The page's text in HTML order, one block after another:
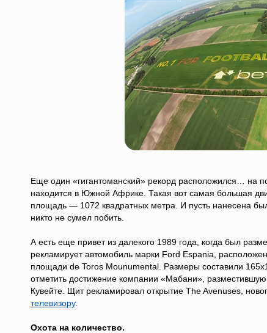
Еще один «гигантоманский» рекорд расположился… на
находится в Южной Африке. Такая вот самая большая
площадь — 1072 квадратных метра. И пусть нанесена
никто не сумел побить.
А есть еще привет из далекого 1989 года, когда был
рекламирует автомобиль марки Ford Espania,
площади de Toros Mounumental. Размеры составили
отметить достижение компании «Мабани»,
Кувейте. Щит рекламировал открытие The Avenuses,
телевизору.
Охота на количество.